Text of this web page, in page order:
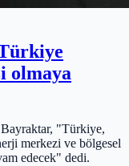
olmaya
"Türkiye,
merkezi ve bölgesel
edecek" dedi.